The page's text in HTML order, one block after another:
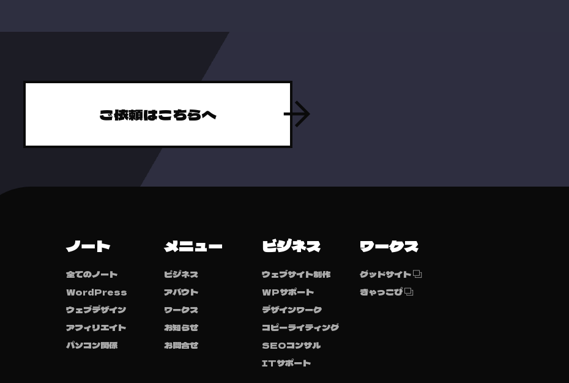
ご依頼はこちらへ
ノート
全てのノート
WordPress
ウェブデザイン
アフィリエイト
パソコン関係
メニュー
ビジネス
アバウト
ワークス
お知らせ
お問合せ
ビジネス
ウェブサイト制作
WPサポート
デザインワーク
コピーライティング
SEOコンサル
ITサポート
ワークス
グッドサイト
きゃっこぴ